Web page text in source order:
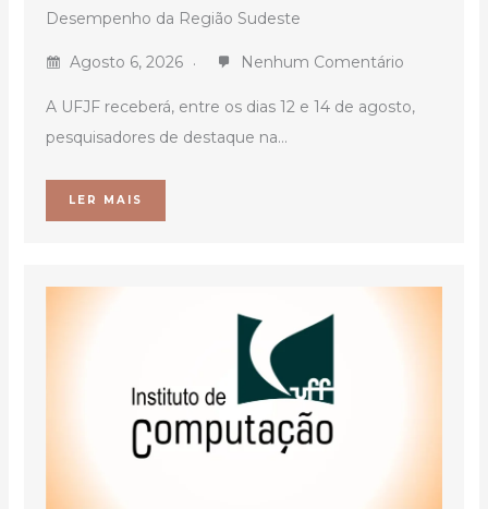
Desempenho da Região Sudeste
Agosto 6, 2026 Nenhum Comentário
A UFJF receberá, entre os dias 12 e 14 de agosto,
pesquisadores de destaque na...
LER MAIS